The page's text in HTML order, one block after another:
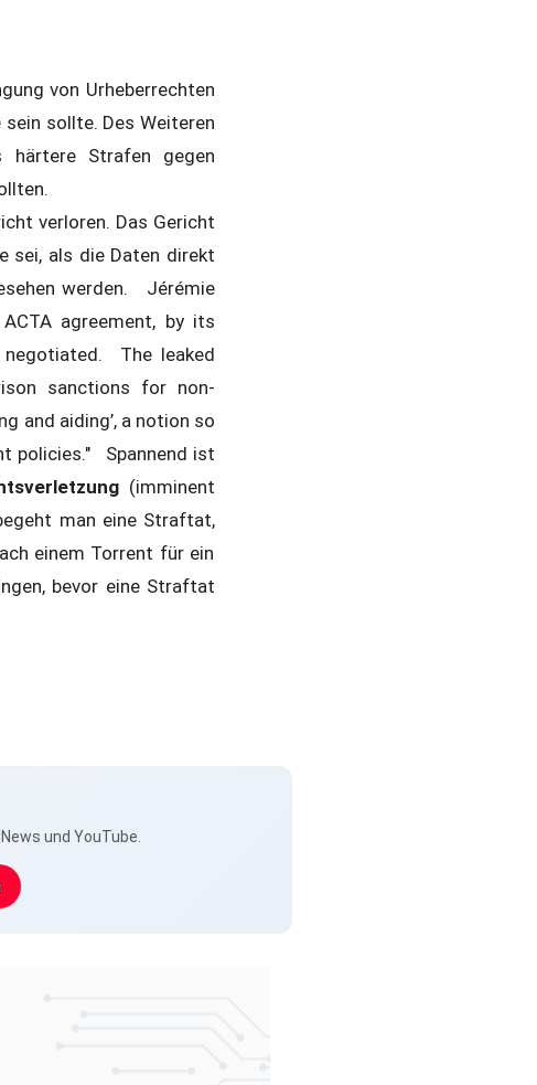
von Urheberrechten
sollte. Des Weiteren
härtere Strafen gegen
verloren. Das Gericht
sei, als die Daten direkt
werden. Jérémie
agreement, by its
The leaked
sanctions for non-
and aiding’, a notion so
policies." Spannend ist
(imminent
man eine Straftat,
einem Torrent für ein
bevor eine Straftat
und YouTube.